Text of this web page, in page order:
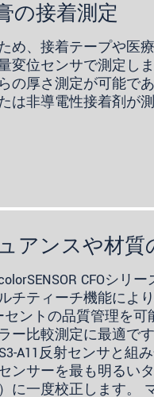
の接着測定
め、接着テープや医
変位センサで測定し
の厚さ測定が可能で
は非導電性接着剤が
アンスや材質
CFOシリー
チティーチ機能によ
ントの品質管理を可
ー比較測定に最適で
A11反射センサと組
ンサーを最も明るい
に一度校正します。